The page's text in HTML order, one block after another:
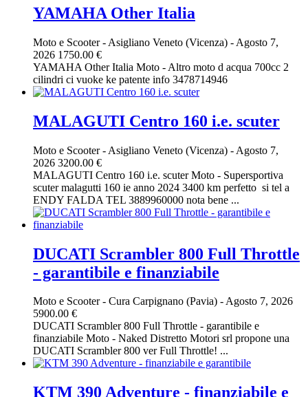
YAMAHA Other Italia
Moto e Scooter- Asigliano Veneto (Vicenza) - Agosto 7,
2026 1750.00 €
YAMAHA Other Italia Moto - Altro moto d acqua 700cc 2
cilindri ci vuoke ke patente info 3478714946
MALAGUTI Centro 160 i.e. scuter
Moto e Scooter- Asigliano Veneto (Vicenza) - Agosto 7,
2026 3200.00 €
MALAGUTI Centro 160 i.e. scuter Moto - Supersportiva
scuter malagutti 160 ie anno 2024 3400 km perfetto si tel a
ENDY FALDA TEL 3889960000 nota bene ...
DUCATI Scrambler 800 Full Throttle
- garantibile e finanziabile
Moto e Scooter- Cura Carpignano (Pavia) -Agosto 7, 2026
5900.00 €
DUCATI Scrambler 800 Full Throttle - garantibile e
finanziabile Moto - Naked Distretto Motori srl propone una
DUCATI Scrambler 800 ver Full Throttle! ...
KTM 390 Adventure - finanziabile e